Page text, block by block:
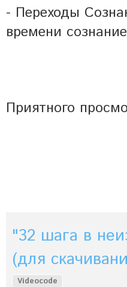
- Переходы
времени
Приятного
"32 шага в
(для
Videocode